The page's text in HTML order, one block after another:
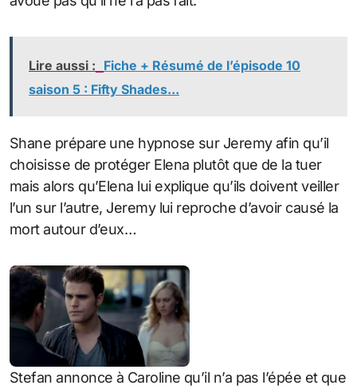
Lire aussi : Fiche + Résumé de l’épisode 10
saison 5 : Fifty Shades...
Shane prépare une hypnose sur Jeremy afin qu’il
choisisse de protéger Elena plutôt que de la tuer
mais alors qu’Elena lui explique qu’ils doivent veiller
l’un sur l’autre, Jeremy lui reproche d’avoir causé la
mort autour d’eux…
Stefan annonce à Caroline qu’il n’a pas l’épée et que